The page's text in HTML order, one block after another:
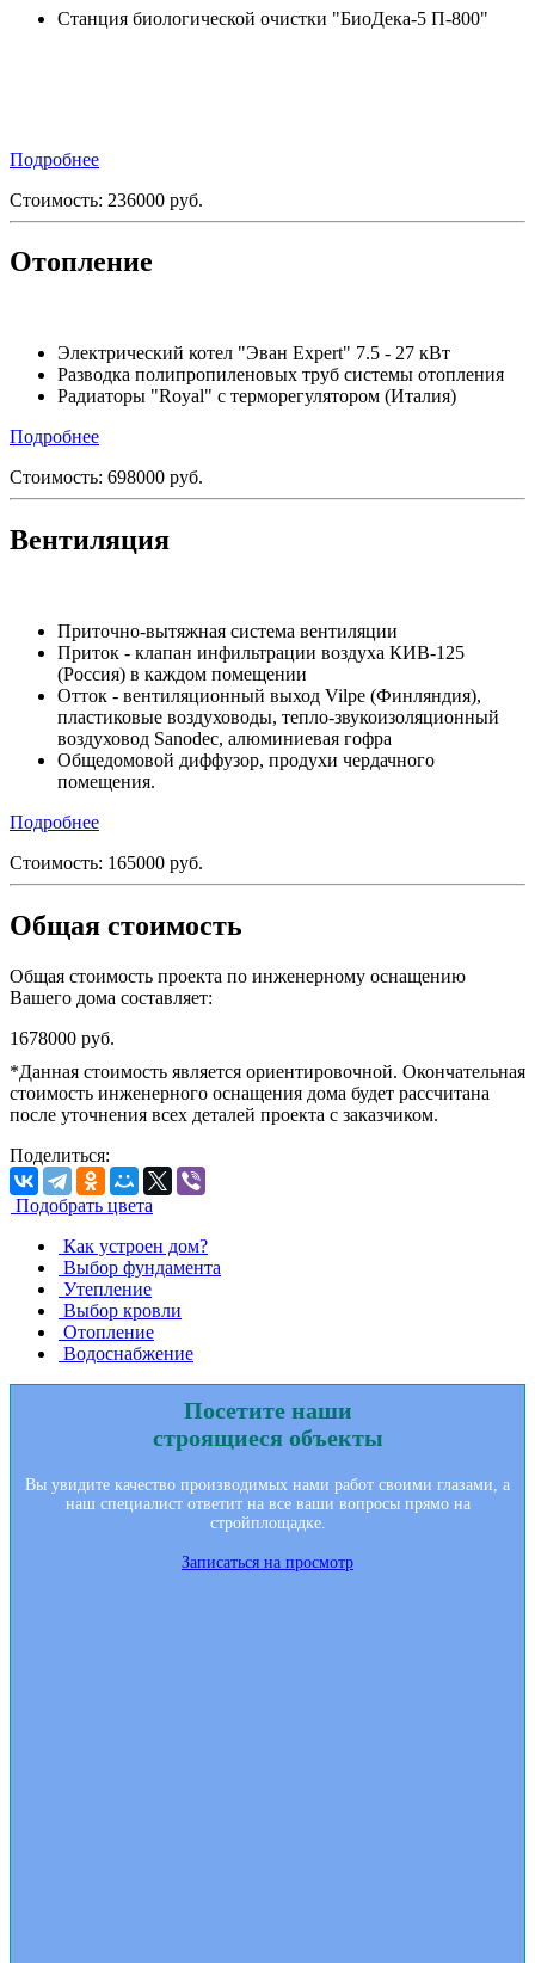
Станция биологической очистки "БиоДека-5 П-800"
Подробнее
Стоимость: 236000 руб.
Отопление
Электрический котел "Эван Expert" 7.5 - 27 кВт
Разводка полипропиленовых труб системы отопления
Радиаторы "Royal" с терморегулятором (Италия)
Подробнее
Стоимость: 698000 руб.
Вентиляция
Приточно-вытяжная система вентиляции
Приток - клапан инфильтрации воздуха КИВ-125
(Россия) в каждом помещении
Отток - вентиляционный выход Vilpe (Финляндия),
пластиковые воздуховоды, тепло-звукоизоляционный
воздуховод Sanodec, алюминиевая гофра
Общедомовой диффузор, продухи чердачного
помещения.
Подробнее
Стоимость: 165000 руб.
Общая стоимость
Общая стоимость проекта по инженерному оснащению
Вашего дома составляет:
1678000 руб.
*Данная стоимость является ориентировочной. Окончательная
стоимость инженерного оснащения дома будет рассчитана
после уточнения всех деталей проекта с заказчиком.
Поделиться:
Подобрать цвета
Как устроен дoм?
Выбор фундамента
Утепление
Выбор кровли
Отопление
Водоснабжение
Посетите наши
строящиеся объекты
Вы увидите качество производимых нами работ своими глазами, а
наш специалист ответит на все ваши вопросы прямо на
стройплощадке.
Записаться на просмотр